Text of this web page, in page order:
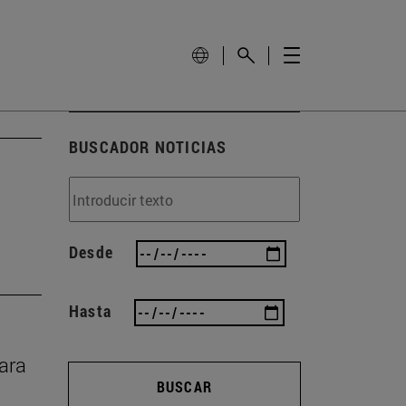
BUSCADOR NOTICIAS
Desde
Hasta
BUSCAR